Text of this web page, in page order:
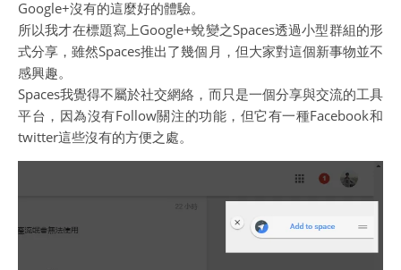
Google+沒有的這麼好的體驗。
所以我才在標題寫上Google+蛻變之Spaces透過小型群組的形
式分享，雖然Spaces推出了幾個月，但大家對這個新事物並不
感興趣。
Spaces我覺得不屬於社交網絡，而只是一個分享與交流的工具
平台，因為沒有Follow關注的功能，但它有一種Facebook和
twitter這些沒有的方便之處。